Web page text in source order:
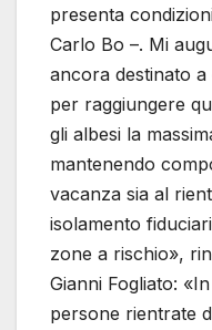
presenta
Carlo Bo –. Mi
ancora destinato
per raggiungere
gli albesi la
mantenendo
vacanza sia al
isolamento
zone a rischio»,
Gianni Fogliato:
persone rientrate